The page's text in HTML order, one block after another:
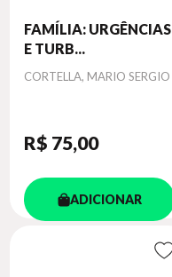
FAMÍLIA: URGÊNCIAS
E TURB...
Autor
CORTELLA, MARIO SERGIO
R$ 75,00
ADICIONAR